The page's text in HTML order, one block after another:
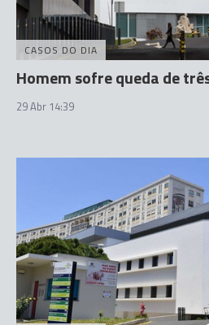
CASOS DO DIA
Homem sofre queda de
29 Abr 14:39